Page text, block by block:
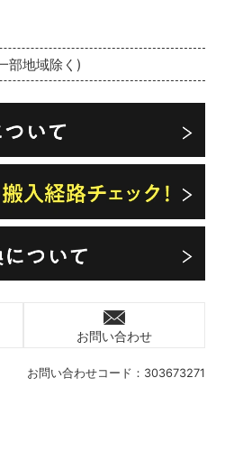
お問い合わせコード： 303673271
部地域除く)
お問い合わせ